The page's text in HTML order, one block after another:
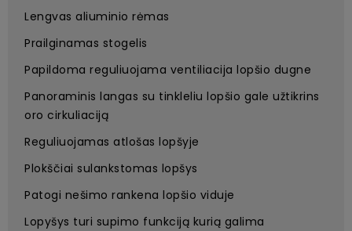
Lengvas aliuminio rėmas
Prailginamas stogelis
Papildoma reguliuojama ventiliacija lopšio dugne
Panoraminis langas su tinkleliu lopšio gale užtikrins
oro cirkuliaciją
Reguliuojamas atlošas lopšyje
Plokščiai sulankstomas lopšys
Patogi nešimo rankena lopšio viduje
Lopyšys turi supimo funkciją kurią galima